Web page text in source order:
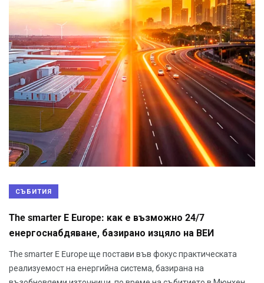
СЪБИТИЯ
The smarter E Europe: как е възможно 24/7
енергоснабдяване, базирано изцяло на ВЕИ
The smarter E Europe ще постави във фокус практическата
реализуемост на енергийна система, базирана на